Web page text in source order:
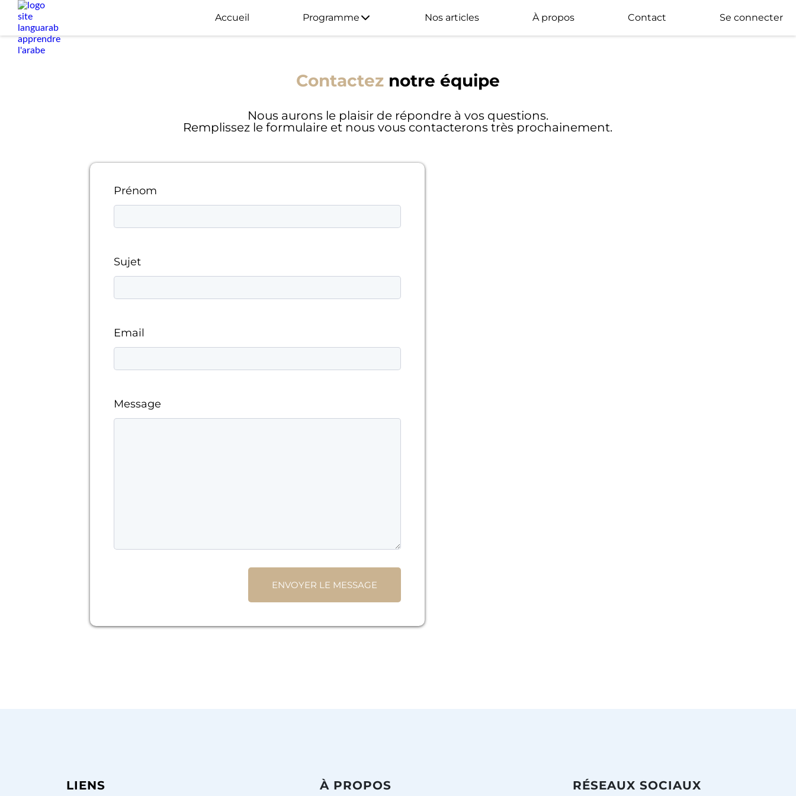
Accueil Programme Nos articles À propos Contact Se connecter
Contacteznotre équipe
Nous aurons le plaisir de répondre à vos questions.
Remplissez le formulaire et nous vous contacterons très prochainement.
Prénom
Sujet
Email
Message
ENVOYER LE MESSAGE
LIENS ÀPROPOS RÉSEAUX SOCIAUX